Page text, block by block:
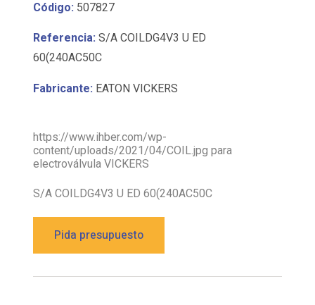
Código: 507827
Referencia: S/A COILDG4V3 U ED
60(240AC50C
Fabricante: EATON VICKERS
https://www.ihber.com/wp-
content/uploads/2021/04/COIL.jpg para
electroválvula VICKERS
S/A COILDG4V3 U ED 60(240AC50C
Pida presupuesto